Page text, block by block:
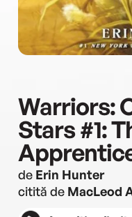
Warriors:
Stars #1:
de Erin Hunter
citită de MacLeod